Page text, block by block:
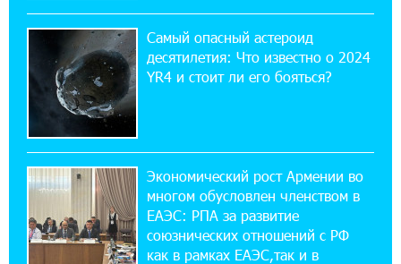
Никогда Нагорный Карабах не был в составе
независимого Азербайджана. Аршак
Карапетян
17:52:29 25-07-2026
обратился к президенту страны с просьбой
содействовать освобождению армянских заключенных,
осужденных в Азербайджане
12:17:04 23-07-2026
Против кого вооружается Азербайджан?
Самый опасный астероид
десятилетия: Что известно о 2024
YR4 и стоит ли его бояться?
Экономический рост Армении во
многом обусловлен членством в
ЕАЭС: РПА за развитие
союзнических отношений с РФ
как в рамках ЕАЭС,так и в